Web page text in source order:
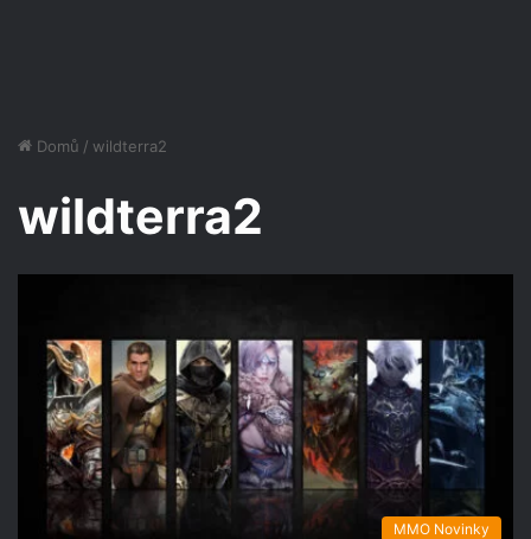
Domů / wildterra2
wildterra2
MMO Novinky